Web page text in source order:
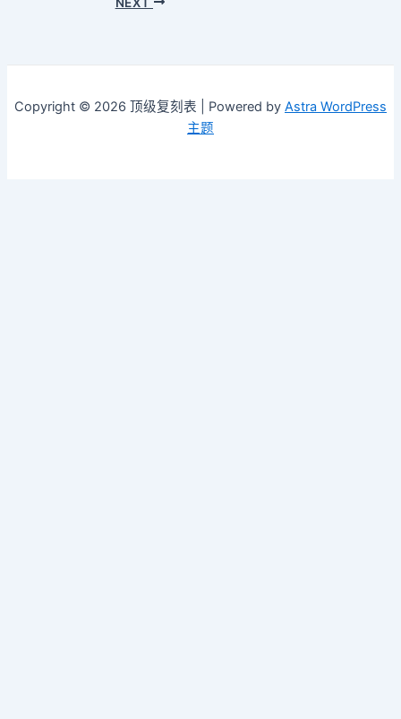
Copyright © 2026 顶级复刻表 | Powered by Astra WordPress
主题